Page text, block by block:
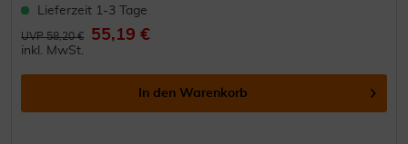
Lieferzeit 1-3 Tage
UVP 58,20 € 55,19 €
inkl. MwSt.
In den Warenkorb